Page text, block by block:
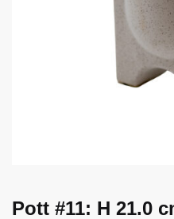
Pott #11: H 21.0